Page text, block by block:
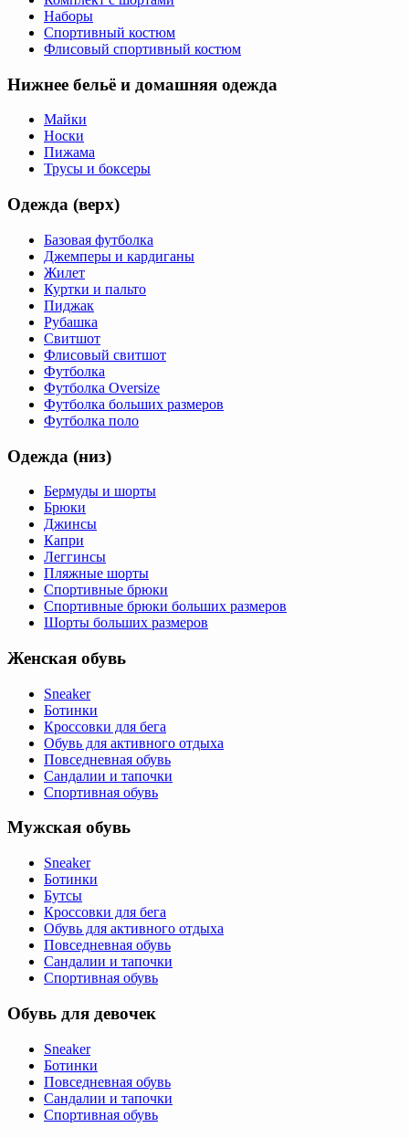
Наборы
Спортивный костюм
Флисовый спортивный костюм
Нижнее бельё и домашняя одежда
Майки
Носки
Пижама
Трусы и боксеры
Одежда (верх)
Базовая футболка
Джемперы и кардиганы
Жилет
Куртки и пальто
Пиджак
Рубашка
Свитшот
Флисовый свитшот
Футболка
Футболка Oversize
Футболка больших размеров
Футболка поло
Одежда (низ)
Бермуды и шорты
Брюки
Джинсы
Капри
Леггинсы
Пляжные шорты
Спортивные брюки
Спортивные брюки больших размеров
Шорты больших размеров
Женская обувь
Sneaker
Ботинки
Кроссовки для бега
Обувь для активного отдыха
Повседневная обувь
Сандалии и тапочки
Спортивная обувь
Мужская обувь
Sneaker
Ботинки
Бутсы
Кроссовки для бега
Обувь для активного отдыха
Повседневная обувь
Сандалии и тапочки
Спортивная обувь
Обувь для девочек
Sneaker
Ботинки
Повседневная обувь
Сандалии и тапочки
Спортивная обувь